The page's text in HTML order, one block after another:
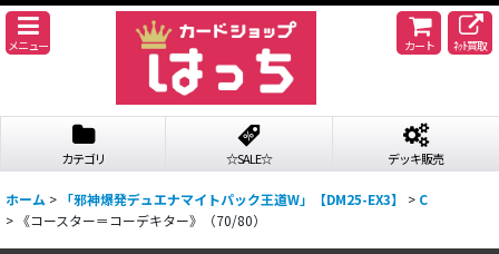
メニュー カート ﾈｯﾄ買取
カテゴリ ☆SALE☆ デッキ販売
ホーム > 「邪神爆発デュエナマイトパック王道W」【DM25-EX3】 > C
> 《コースター＝コーデキター》（70/80）